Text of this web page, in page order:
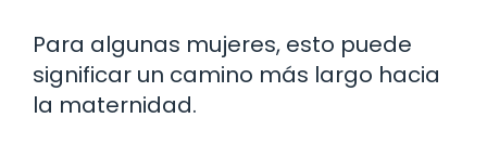
Para algunas mujeres, esto puede
significar un camino más largo hacia
la maternidad.